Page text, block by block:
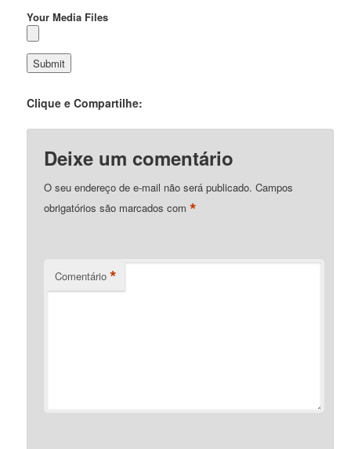
Your Media Files
Clique e Compartilhe:
Deixe um comentário
O seu endereço de e-mail não será publicado. Campos
obrigatórios são marcados com*
Comentário *